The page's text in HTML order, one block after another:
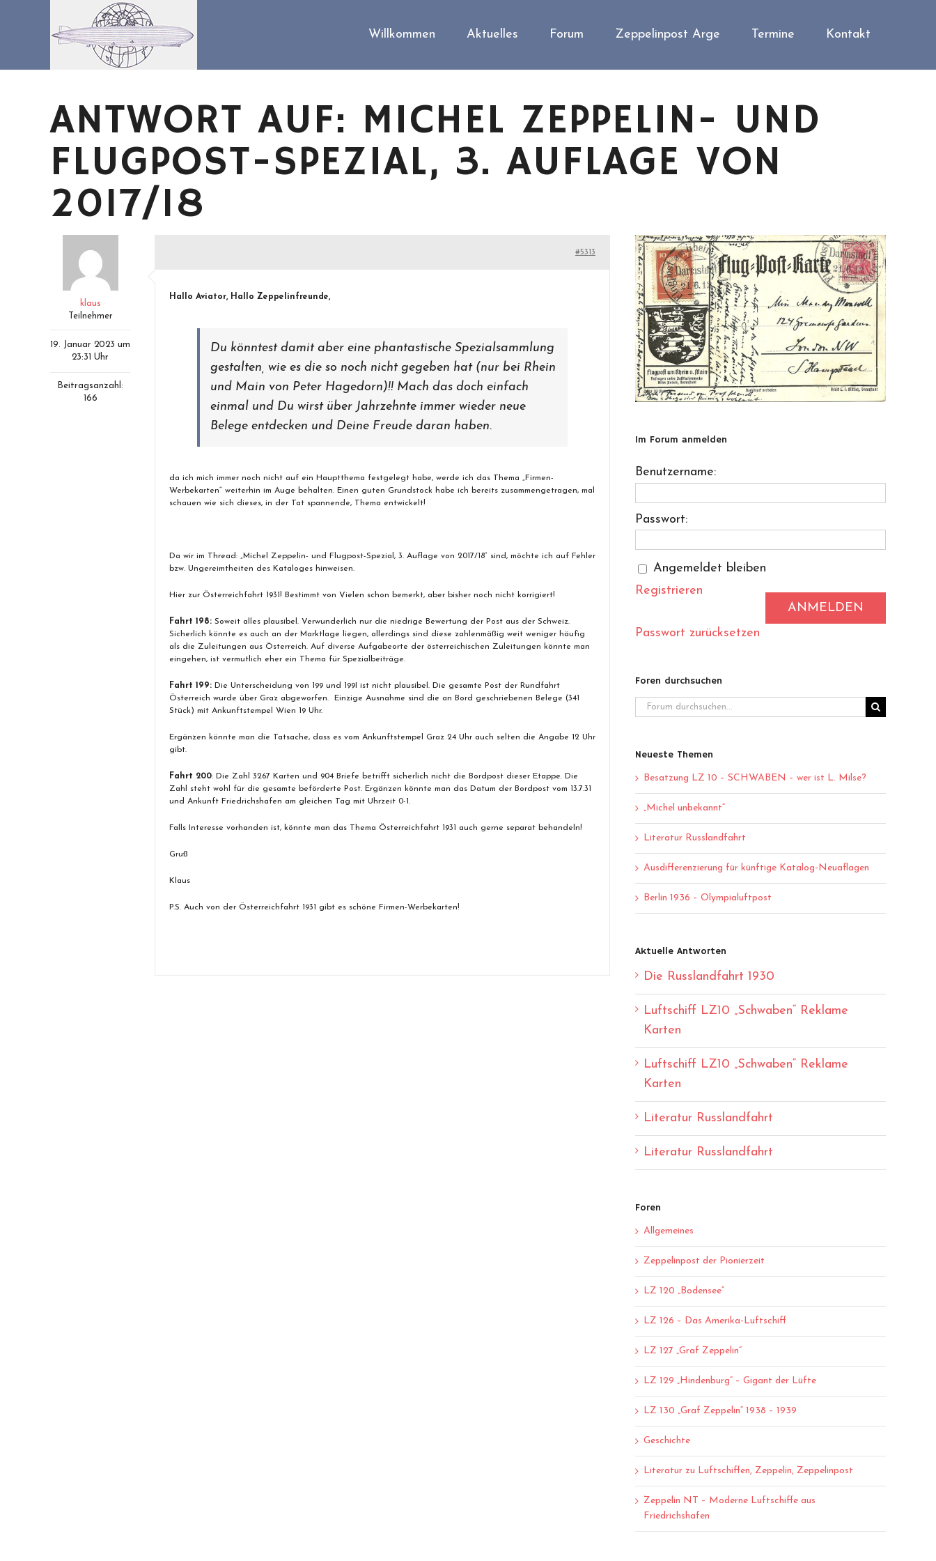
Willkommen Aktuelles Forum Zeppelinpost Arge Termine Kontakt
ANTWORT AUF: MICHEL ZEPPELIN- UND
FLUGPOST-SPEZIAL, 3. AUFLAGE VON
2017/18
klaus
Teilnehmer
19. Januar 2023 um
23:31 Uhr
Beitragsanzahl:
166
#5313
Hallo Aviator, Hallo Zeppelinfreunde,
Du könntest damit aber eine phantastische Spezialsammlung
gestalten, wie es die so noch nicht gegeben hat (nur bei Rhein
und Main von Peter Hagedorn)!! Mach das doch einfach
einmal und Du wirst über Jahrzehnte immer wieder neue
Belege entdecken und Deine Freude daran haben.
da ich mich immer noch nicht auf ein Hauptthema festgelegt habe, werde ich das Thema „Firmen-
Werbekarten“ weiterhin im Auge behalten. Einen guten Grundstock habe ich bereits zusammengetragen, mal
schauen wie sich dieses, in der Tat spannende, Thema entwickelt!
Da wir im Thread: „Michel Zeppelin- und Flugpost-Spezial, 3. Auflage von 2017/18“ sind, möchte ich auf Fehler
bzw. Ungereimtheiten des Kataloges hinweisen.
Hier zur Österreichfahrt 1931! Bestimmt von Vielen schon bemerkt, aber bisher noch nicht korrigiert!
Fahrt 198: Soweit alles plausibel. Verwunderlich nur die niedrige Bewertung der Post aus der Schweiz.
Sicherlich könnte es auch an der Marktlage liegen, allerdings sind diese zahlenmäßig weit weniger häufig
als die Zuleitungen aus Österreich. Auf diverse Aufgabeorte der österreichischen Zuleitungen könnte man
eingehen, ist vermutlich eher ein Thema für Spezialbeiträge.
Fahrt 199: Die Unterscheidung von 199 und 199I ist nicht plausibel. Die gesamte Post der Rundfahrt
Österreich wurde über Graz abgeworfen. Einzige Ausnahme sind die an Bord geschriebenen Belege (341
Stück) mit Ankunftstempel Wien 19 Uhr.
Ergänzen könnte man die Tatsache, dass es vom Ankunftstempel Graz 24 Uhr auch selten die Angabe 12 Uhr
gibt.
Fahrt 200: Die Zahl 3267 Karten und 904 Briefe betrifft sicherlich nicht die Bordpost dieser Etappe. Die
Zahl steht wohl für die gesamte beförderte Post. Ergänzen könnte man das Datum der Bordpost vom 13.7.31
und Ankunft Friedrichshafen am gleichen Tag mit Uhrzeit 0-1.
Falls Interesse vorhanden ist, könnte man das Thema Österreichfahrt 1931 auch gerne separat behandeln!
Gruß
Klaus
P.S. Auch von der Österreichfahrt 1931 gibt es schöne Firmen-Werbekarten!
Im Forum anmelden
Benutzername:
Passwort:
Angemeldet bleiben
ANMELDEN
Registrieren
Passwort zurücksetzen
Foren durchsuchen
Neueste Themen
Besatzung LZ 10 – SCHWABEN – wer ist L. Milse?
„Michel unbekannt“
Literatur Russlandfahrt
Ausdifferenzierung für künftige Katalog-Neuaflagen
Berlin 1936 – Olympialuftpost
Aktuelle Antworten
Die Russlandfahrt 1930
Luftschiff LZ10 „Schwaben“ Reklame
Karten
Luftschiff LZ10 „Schwaben“ Reklame
Karten
Literatur Russlandfahrt
Literatur Russlandfahrt
Foren
Allgemeines
Zeppelinpost der Pionierzeit
LZ 120 „Bodensee“
LZ 126 – Das Amerika-Luftschiff
LZ 127 „Graf Zeppelin“
LZ 129 „Hindenburg“ – Gigant der Lüfte
LZ 130 „Graf Zeppelin“ 1938 – 1939
Geschichte
Literatur zu Luftschiffen, Zeppelin, Zeppelinpost
Zeppelin NT – Moderne Luftschiffe aus
Friedrichshafen